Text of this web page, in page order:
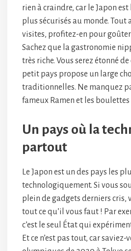
rien à craindre, car le Japon est
plus sécurisés au monde. Tout
visites, profitez-en pour
Sachez que la gastronomie
très riche. Vous serez étonné
petit pays propose un large
traditionnelles. Ne manquez
fameux Ramen et les
Un pays où la
partout
Le Japon est un des pays les
technologiquement. Si vous
plein de gadgets derniers cris,
tout ce qu’il vous faut ! Par
c’est le seul État qui
Et ce n’est pas tout, car saviez-